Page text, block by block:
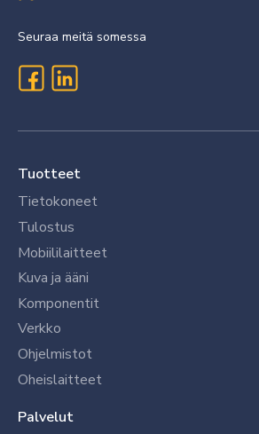
Seuraa meitä somessa
Tuotteet
Tietokoneet
Tulostus
Mobiililaitteet
Kuva ja ääni
Komponentit
Verkko
Ohjelmistot
Oheislaitteet
Palvelut